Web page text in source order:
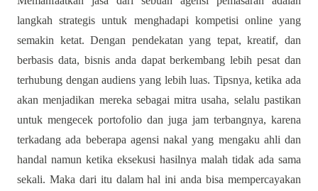
langkah strategis untuk menghadapi kompetisi online yang
semakin ketat. Dengan pendekatan yang tepat, kreatif, dan
berbasis data, bisnis anda dapat berkembang lebih pesat dan
terhubung dengan audiens yang lebih luas. Tipsnya, ketika ada
akan menjadikan mereka sebagai mitra usaha, selalu pastikan
untuk mengecek portofolio dan juga jam terbangnya, karena
terkadang ada beberapa agensi nakal yang mengaku ahli dan
handal namun ketika eksekusi hasilnya malah tidak ada sama
sekali. Maka dari itu dalam hal ini anda bisa mempercayakan